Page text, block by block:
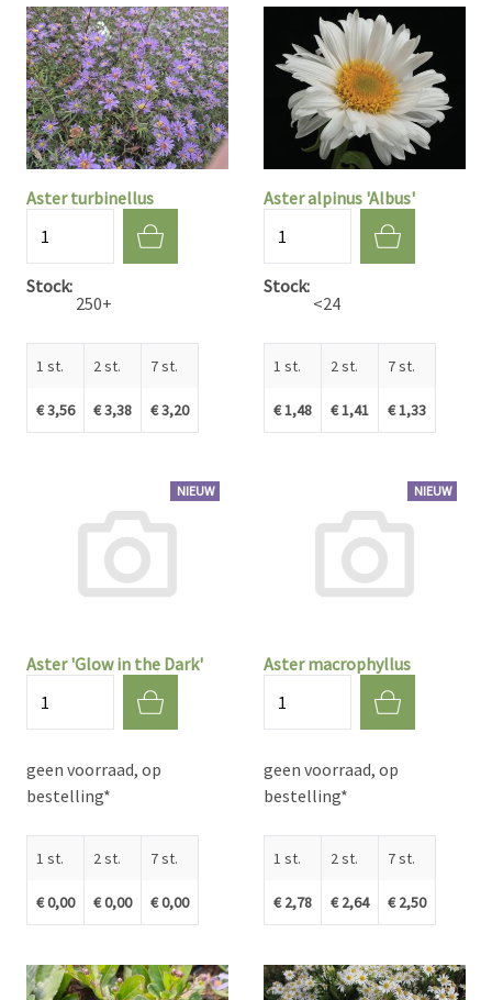
Aster turbinellus
Stock
250+
1 st.
€ 3,56
2 st.
€ 3,38
7 st.
€ 3,20
Aster alpinus 'Albus'
Stock
<24
1 st.
€ 1,48
2 st.
€ 1,41
7 st.
€ 1,33
NIEUW
Aster 'Glow in the Dark'
geen voorraad, op
bestelling*
1 st.
€ 0,00
2 st.
€ 0,00
7 st.
€ 0,00
NIEUW
Aster macrophyllus
geen voorraad, op
bestelling*
1 st.
€ 2,78
2 st.
€ 2,64
7 st.
€ 2,50